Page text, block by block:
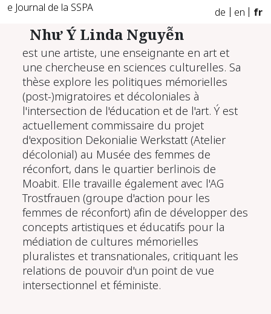
e Journal de la SSPA de en fr
Như Ý Linda Nguyễn
est une artiste, une enseignante en art et
une chercheuse en sciences culturelles. Sa
thèse explore les politiques mémorielles
(post-)migratoires et décoloniales à
l'intersection de l'éducation et de l'art. Ý est
actuellement commissaire du projet
d'exposition Dekonialie Werkstatt (Atelier
décolonial) au Musée des femmes de
réconfort, dans le quartier berlinois de
Moabit. Elle travaille également avec l'AG
Trostfrauen (groupe d'action pour les
femmes de réconfort) afin de développer des
concepts artistiques et éducatifs pour la
médiation de cultures mémorielles
pluralistes et transnationales, critiquant les
relations de pouvoir d'un point de vue
intersectionnel et féministe.